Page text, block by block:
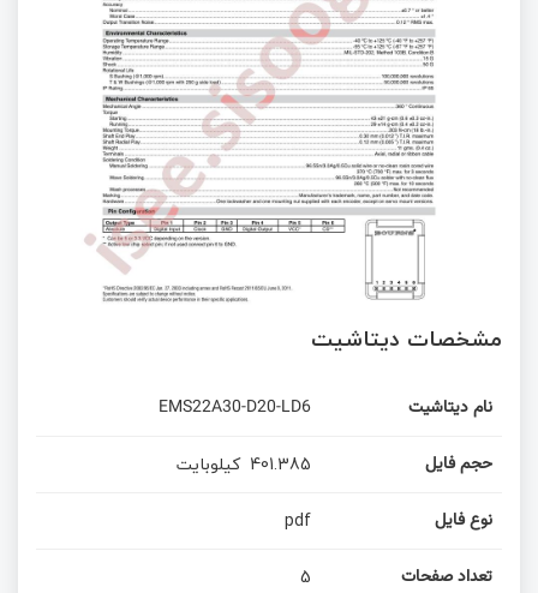
مشخصات دیتاشیت
نام دیتاشیت EMS22A30-D20-LD6
حجم فایل 401.385 کیلوبایت
نوع فایل pdf
تعداد صفحات 5